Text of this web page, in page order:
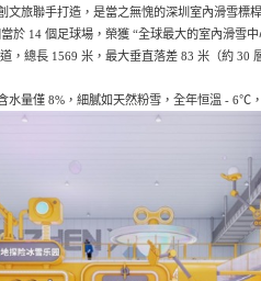
文旅聯手打造，是當之無愧的深圳室內滑雪標桿
於 14 個足球場，榮獲 “全球最大的室內滑雪中
，總長 1569 米，最大垂直落差 83 米（約 30
水量僅 8%，細膩如天然粉雪，全年恒溫 - 6℃